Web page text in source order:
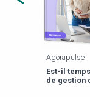
Agorapulse
Est-il
de gestion